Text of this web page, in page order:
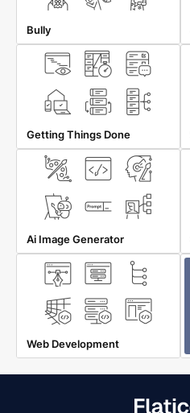
Bully
Getting Things Done
Ai Image Generator
Web Development